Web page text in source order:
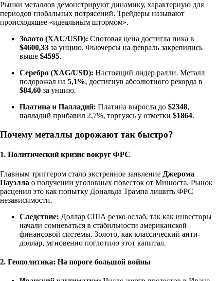
Рынки металлов демонстрируют динамику, характерную для
периодов глобальных потрясений. Трейдеры называют
происходящее «идеальным штормом».
Золото (XAU/USD): Спотовая цена достигла пика в
$4600,33 за унцию. Фьючерсы на февраль закрепились
выше $4595.
Серебро (XAG/USD): Настоящий лидер ралли. Металл
подорожал на 5,1%, достигнув абсолютного рекорда в
$84,60 за унцию.
Платина и Палладий: Платина выросла до $2348,
палладий прибавил 2,7%, торгуясь у отметки $1864.
Почему металлы дорожают так быстро?
1. Политический кризис вокруг ФРС
Главным триггером стало экстренное заявление Джерома
Пауэлла о получении уголовных повесток от Минюста. Рынок
расценил это как попытку Дональда Трампа лишить ФРС
независимости.
Следствие: Доллар США резко ослаб, так как инвесторы
начали сомневаться в стабильности американской
финансовой системы. Золото, как классический анти-
доллар, мгновенно поглотило этот капитал.
2. Геополитика: На пороге большой войны